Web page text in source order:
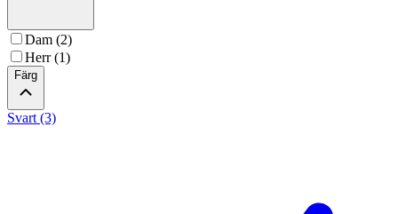
Dam (2)
Herr (1)
Färg
Svart (3)